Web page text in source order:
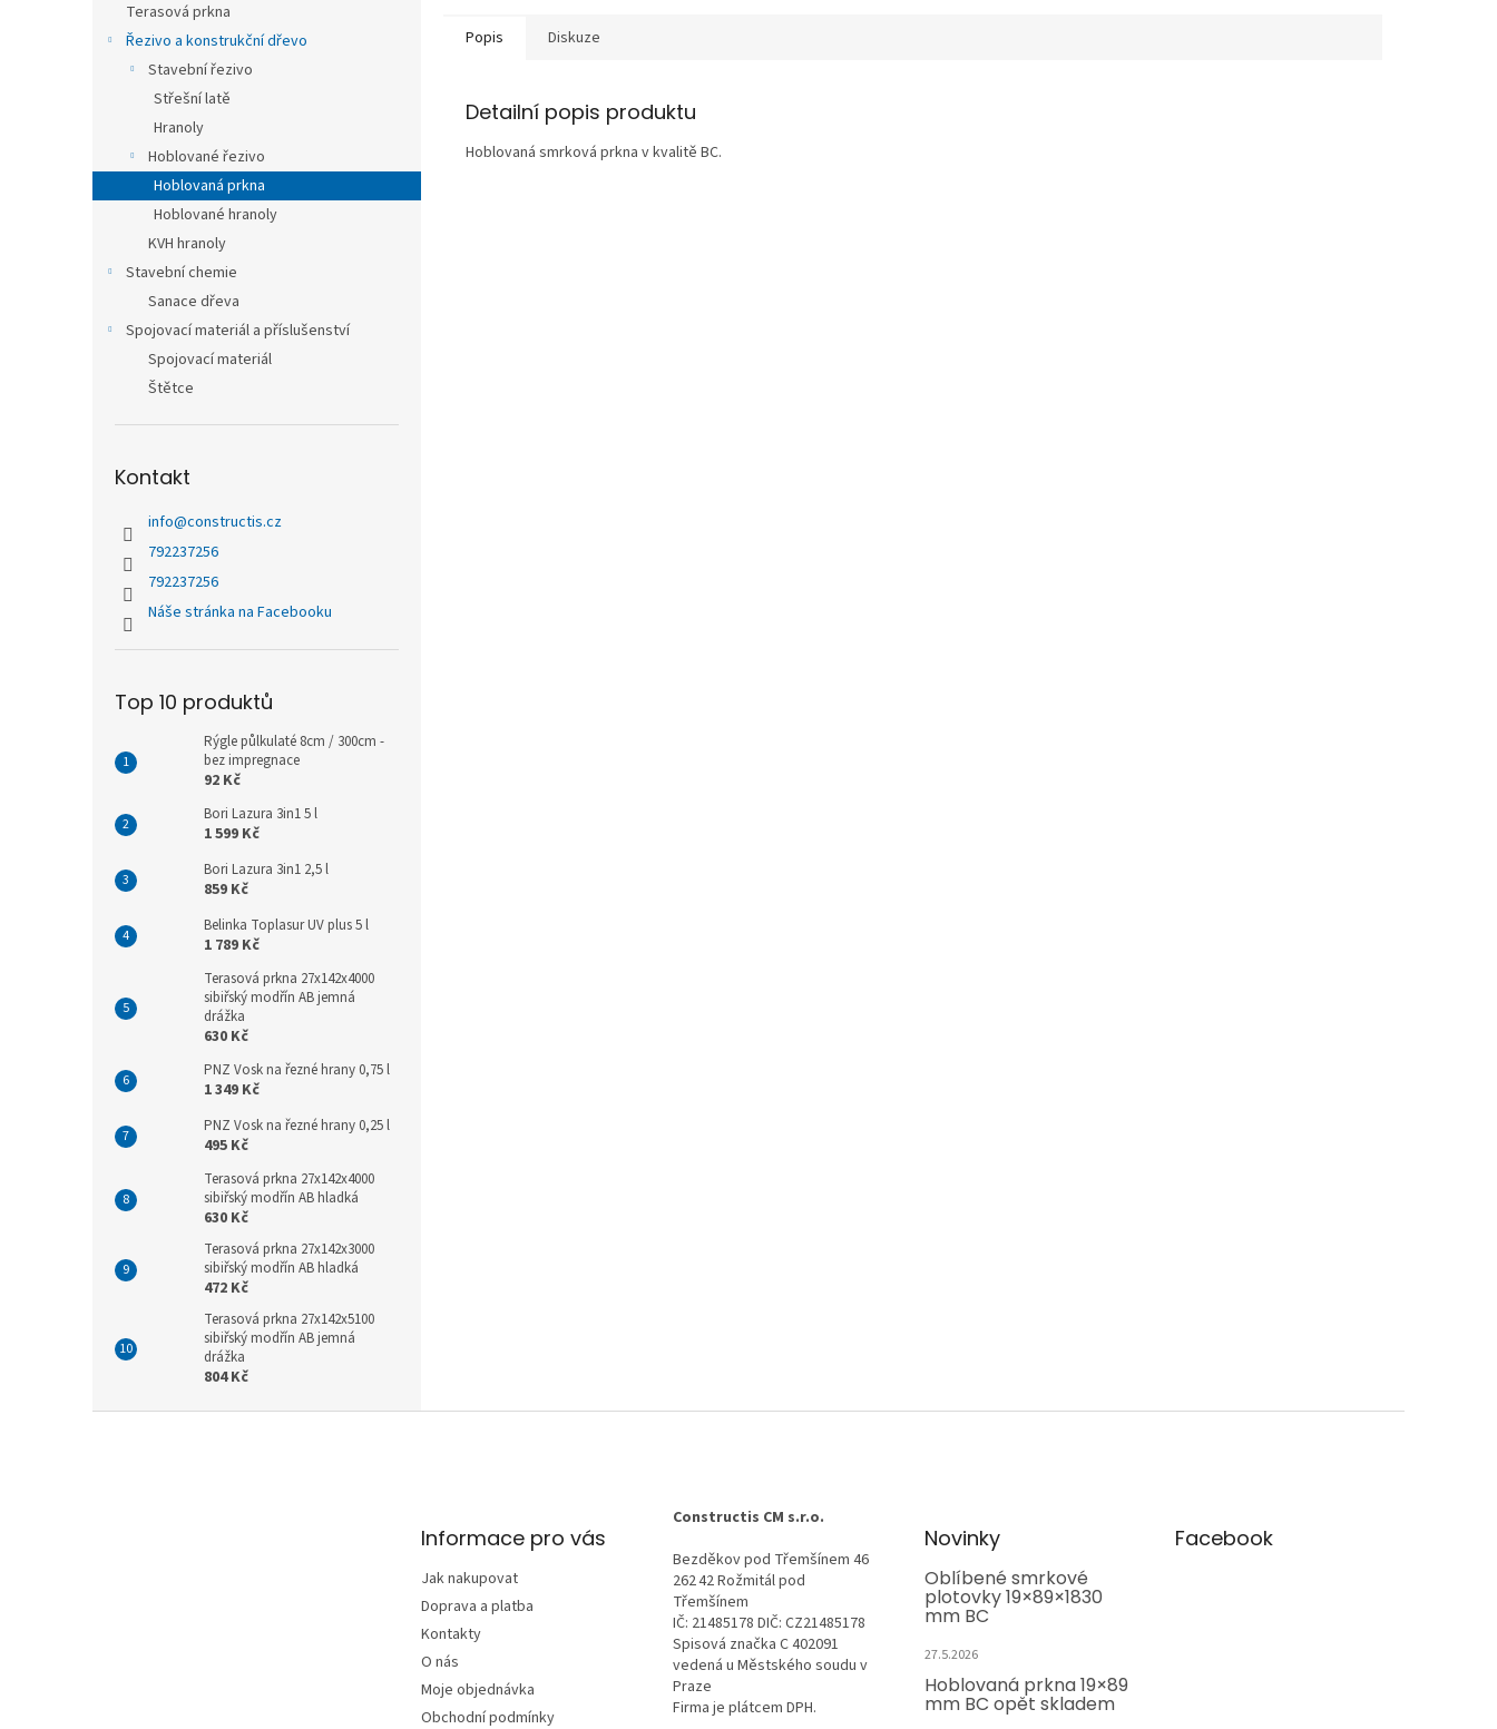
Terasová prkna
Řezivo a konstrukční dřevo
Stavební řezivo
Střešní latě
Hranoly
Hoblované řezivo
Hoblovaná prkna
Hoblované hranoly
KVH hranoly
Stavební chemie
Sanace dřeva
Spojovací materiál a příslušenství
Spojovací materiál
Štětce
Kontakt
info@constructis.cz
792237256
792237256
Náše stránka na Facebooku
Top 10 produktů
Rýgle půlkulaté 8cm / 300cm -
bez impregnace
92 Kč
Bori Lazura 3in1 5 l
1 599 Kč
Bori Lazura 3in1 2,5 l
859 Kč
Belinka Toplasur UV plus 5 l
1 789 Kč
Terasová prkna 27x142x4000
sibiřský modřín AB jemná
drážka
630 Kč
PNZ Vosk na řezné hrany 0,75 l
1 349 Kč
PNZ Vosk na řezné hrany 0,25 l
495 Kč
Terasová prkna 27x142x4000
sibiřský modřín AB hladká
630 Kč
Terasová prkna 27x142x3000
sibiřský modřín AB hladká
472 Kč
Terasová prkna 27x142x5100
sibiřský modřín AB jemná
drážka
804 Kč
Popis Diskuze
Detailní popis produktu
Hoblovaná smrková prkna v kvalitě BC.
Informace pro vás
Jak nakupovat
Doprava a platba
Kontakty
O nás
Moje objednávka
Obchodní podmínky
Constructis CM s.r.o.
Bezděkov pod Třemšínem 46
262 42 Rožmitál pod
Třemšínem
IČ: 21485178 DIČ: CZ21485178
Spisová značka C 402091
vedená u Městského soudu v
Praze
Firma je plátcem DPH.
Novinky
Oblíbené smrkové
plotovky 19×89×1830
mm BC
27.5.2026
Hoblovaná prkna 19×89
mm BC opět skladem
Facebook